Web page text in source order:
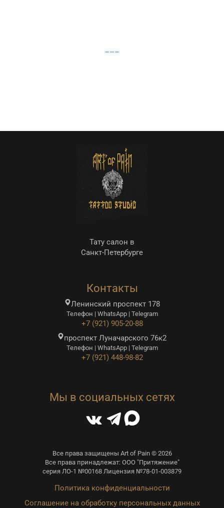
Тату салон в
Санкт-Петербурге
Контакты
Ленинский проспект 178
Телефон | WhatsApp | Telegram
+7 (921) 905-20-88
проспект Луначарского 76к2
Телефон | WhatsApp | Telegram
+7 (921) 448-98-82
Мы в социальных сетях
Все права защищены Art of Pain © 2026
Все права принадлежат: ООО "Притяжение"
серия ЛО-1 №00168 Лицензия №78-01-003879
Политика конфиденциальности
Соглашение на обработку персональных данных